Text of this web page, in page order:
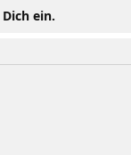
ein.